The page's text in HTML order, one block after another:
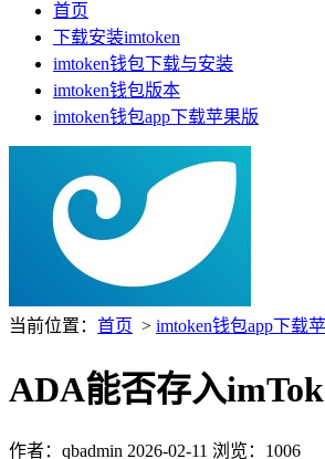
首页
下载安装imtoken
imtoken钱包下载与安装
imtoken钱包版本
imtoken钱包app下载苹果版
当前位置： 首页 > imtoken钱包app下载
ADA能否存入
作者：qbadmin 2026-02-11 浏览：1006